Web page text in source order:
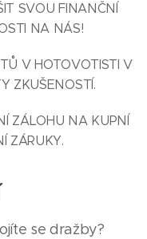
SVOU FINANČNÍ
NA NÁS!
V HOTOVOTISTI V
ZKUŠENOSTÍ.
ZÁLOHU NA KUPNÍ
ZÁRUKY.
se dražby?